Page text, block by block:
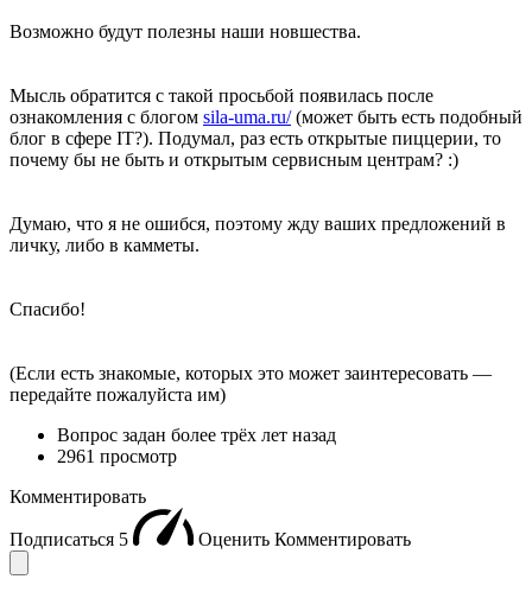
Возможно будут полезны наши новшества.
Мысль обратится с такой просьбой появилась после
ознакомления с блогом sila-uma.ru/(может быть есть подобный
блог в сфере IT?). Подумал, раз есть открытые пиццерии, то
почему бы не быть и открытым сервисным центрам? :)
Думаю, что я не ошибся, поэтому жду ваших предложений в
личку, либо в камметы.
Спасибо!
(Если есть знакомые, которых это может заинтересовать —
передайте пожалуйста им)
Вопрос задан более трёх лет назад
2961 просмотр
Комментировать
Подписаться 5 Оценить Комментировать